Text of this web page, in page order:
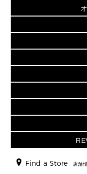
セ
PRODUCT
▶ ウィメンズ
▶
ク
折り財
ジ
▶
Find a Store 店舗